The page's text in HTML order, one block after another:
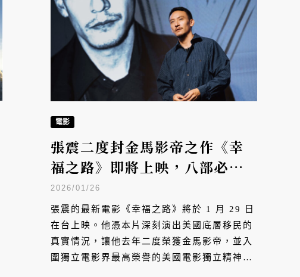
電影
張震二度封金馬影帝之作《幸
福之路》即將上映，八部必看
主演作品全解析
2026/01/26
張震的最新電影《幸福之路》將於 1 月 29 日
在台上映。他憑本片深刻演出美國底層移民的
真實情況，讓他去年二度榮獲金馬影帝，並入
圍獨立電影界最高榮譽的美國電影獨立精神